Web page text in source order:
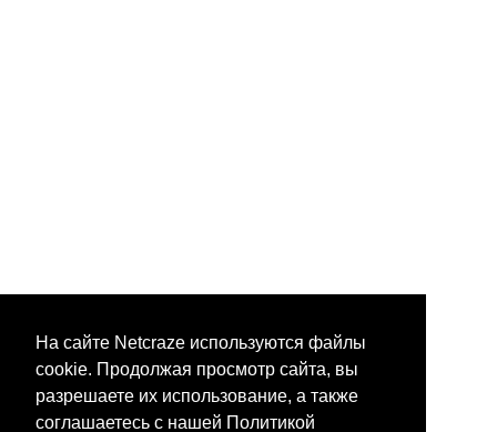
На сайте Netcraze используются файлы
cookie. Продолжая просмотр сайта, вы
разрешаете их использование, а также
соглашаетесь с нашей Политикой